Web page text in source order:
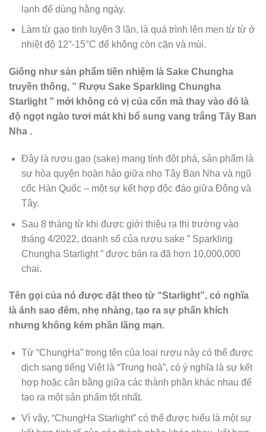
lạnh để dùng hằng ngày.
Làm từ gạo tinh luyện 3 lần, là quá trình lên men từ từ ở
nhiệt độ 12°-15°C để không còn cặn và mùi.
Giống như sản phẩm tiền nhiệm là Sake Chungha
truyền thống, ” Rượu Sake Sparkling Chungha
Starlight ” mới không có vị của cổn mà thay vào đó là
độ ngọt ngào tươi mát khi bổ sung vang trắng Tây Ban
Nha .
Đây là rượu gạo (sake) mang tính đột phá, sản phẩm là
sự hòa quyện hoàn hảo giữa nho Tây Ban Nha và ngũ
cốc Hàn Quốc – một sự kết hợp độc đáo giữa Đông và
Tây.
Sau 8 tháng từ khi được giới thiệu ra thị trường vào
tháng 4/2022, doanh số của rượu sake ” Sparkling
Chungha Starlight ” được bán ra đã hơn 10,000,000
chai.
Tên gọi của nó được đặt theo từ “Starlight”, có nghĩa
là ánh sao đêm, nhẹ nhàng, tạo ra sự phấn khích
nhưng không kém phần lãng mạn.
Từ “ChungHa” trong tên của loại rượu này có thể được
dịch sang tiếng Việt là “Trung hoà”, có ý nghĩa là sự kết
hợp hoặc cân bằng giữa các thành phần khác nhau để
tạo ra một sản phẩm tốt nhất.
Vì vậy, “ChungHa Starlight” có thể được hiểu là một sự